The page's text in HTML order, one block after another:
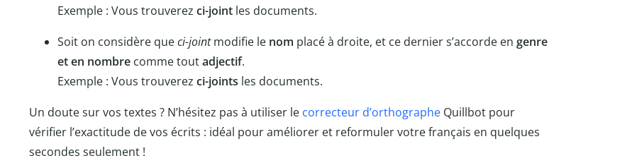
Exemple : Vous trouverez ci-joint les documents.
Soit on considère queci-jointmodifie le nom placé à droite, et ce dernier s’accorde en genre
et en nombrecomme toutadjectif.
Exemple : Vous trouverez ci-joints les documents.
Un doute sur vos textes ? N’hésitez pas à utiliser le correcteur d’orthographeQuillbot pour
vérifier l’exactitude de vos écrits : idéal pour améliorer et reformuler votre français en quelques
secondes seulement !